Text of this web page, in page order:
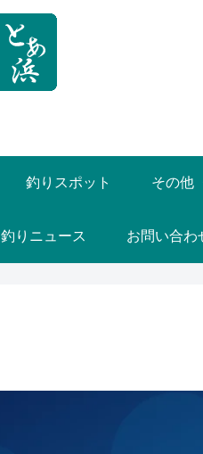
釣りスポット その他
釣りニュース お問い合わ